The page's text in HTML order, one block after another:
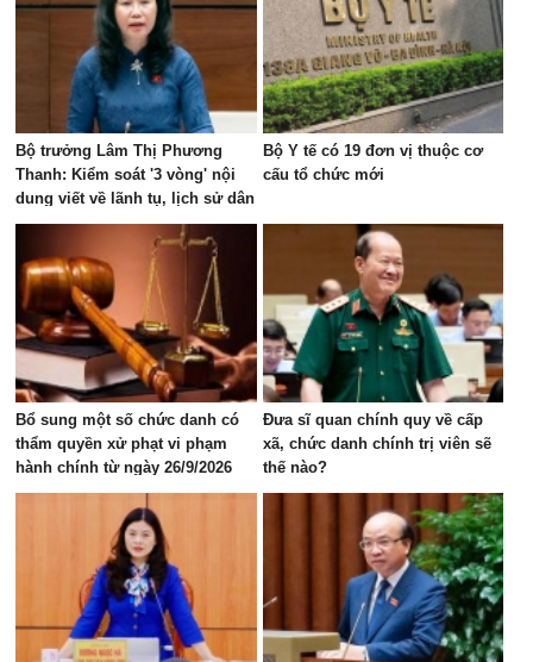
Bộ trưởng Lâm Thị Phương
Thanh: Kiểm soát '3 vòng' nội
dung viết về lãnh tụ, lịch sử dân
tộc
Bộ Y tế có 19 đơn vị thuộc cơ
cấu tổ chức mới
Bổ sung một số chức danh có
thẩm quyền xử phạt vi phạm
hành chính từ ngày 26/9/2026
Đưa sĩ quan chính quy về cấp
xã, chức danh chính trị viên sẽ
thế nào?